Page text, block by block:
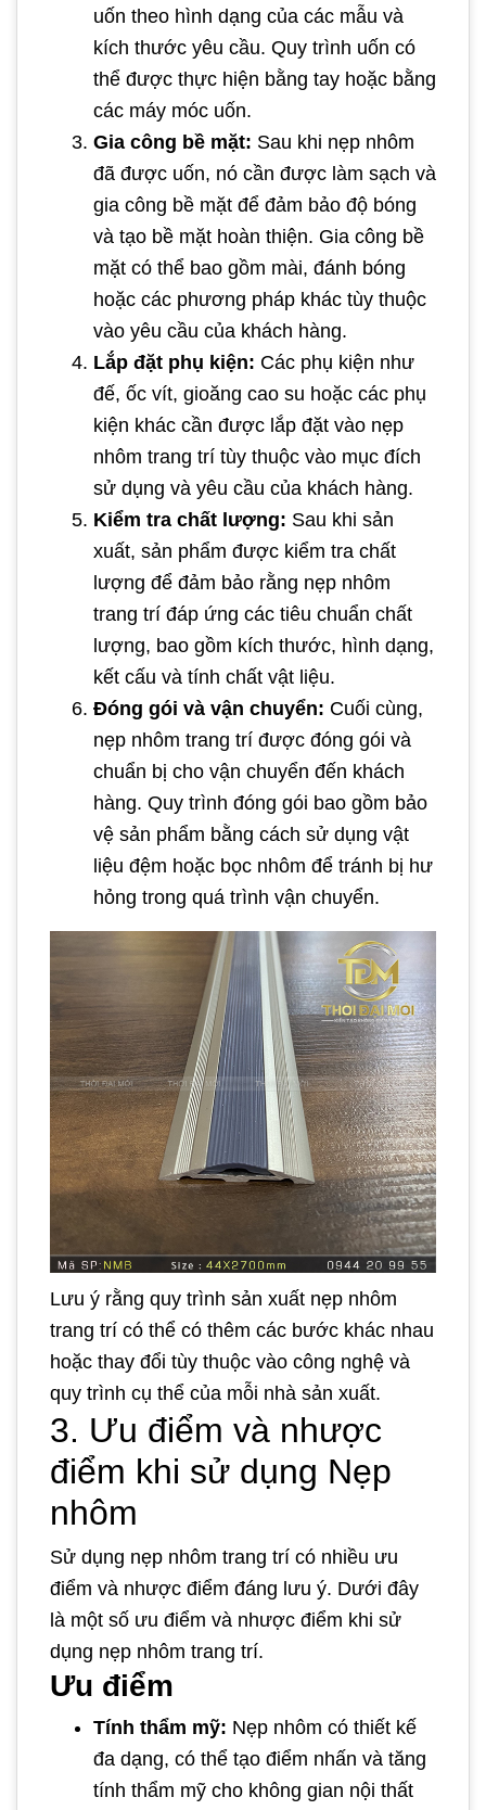
uốn theo hình dạng của các mẫu và
kích thước yêu cầu. Quy trình uốn có
thể được thực hiện bằng tay hoặc bằng
các máy móc uốn.
Gia công bề mặt: Sau khi nẹp nhôm
đã được uốn, nó cần được làm sạch và
gia công bề mặt để đảm bảo độ bóng
và tạo bề mặt hoàn thiện. Gia công bề
mặt có thể bao gồm mài, đánh bóng
hoặc các phương pháp khác tùy thuộc
vào yêu cầu của khách hàng.
Lắp đặt phụ kiện: Các phụ kiện như
đế, ốc vít, gioăng cao su hoặc các phụ
kiện khác cần được lắp đặt vào nẹp
nhôm trang trí tùy thuộc vào mục đích
sử dụng và yêu cầu của khách hàng.
Kiểm tra chất lượng: Sau khi sản
xuất, sản phẩm được kiểm tra chất
lượng để đảm bảo rằng nẹp nhôm
trang trí đáp ứng các tiêu chuẩn chất
lượng, bao gồm kích thước, hình dạng,
kết cấu và tính chất vật liệu.
Đóng gói và vận chuyển: Cuối cùng,
nẹp nhôm trang trí được đóng gói và
chuẩn bị cho vận chuyển đến khách
hàng. Quy trình đóng gói bao gồm bảo
vệ sản phẩm bằng cách sử dụng vật
liệu đệm hoặc bọc nhôm để tránh bị hư
hỏng trong quá trình vận chuyển.
Lưu ý rằng quy trình sản xuất nẹp nhôm
trang trí có thể có thêm các bước khác nhau
hoặc thay đổi tùy thuộc vào công nghệ và
quy trình cụ thể của mỗi nhà sản xuất.
3. Ưu điểm và nhược
điểm khi sử dụng Nẹp
nhôm
Sử dụng nẹp nhôm trang trí có nhiều ưu
điểm và nhược điểm đáng lưu ý. Dưới đây
là một số ưu điểm và nhược điểm khi sử
dụng nẹp nhôm trang trí.
Ưu điểm
Tính thẩm mỹ: Nẹp nhôm có thiết kế
đa dạng, có thể tạo điểm nhấn và tăng
tính thẩm mỹ cho không gian nội thất